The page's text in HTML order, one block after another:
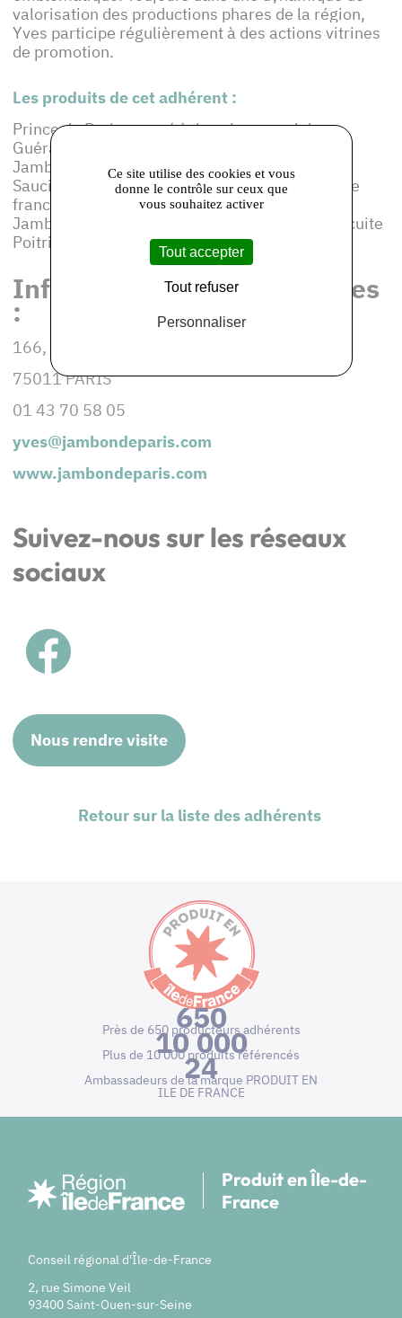
valorisation des productions phares de la région,
Yves participe régulièrement à des actions vitrines
de promotion.
Les produits de cet adhérent :
Prince de Paris pompé à la veine au sel de
Guérande - Jambon de Paris couenne -
Jambonneau de Paris (poires) - Jambon fumé -
Saucisson à l'ail - Saucisson fumé - Saucisse de
francfort - Saucisse de Toulouse fumée -
Jambonneau de Paris campagnards - Poitrine cuite
Poitrine fumée - Rillons
Informations et coordonnées
:
166, rue de Charonne
75011 PARIS
01 43 70 58 05
yves@jambondeparis.com
www.jambondeparis.com
Suivez-nous sur les réseaux
sociaux
Nous rendre visite
Retour sur la liste des adhérents
650
Près de 650 producteurs adhérents
10 000
Plus de 10 000 produits référencés
24
Ambassadeurs de la marque PRODUIT EN
ILE DE FRANCE
Produit en Île-de-
France
Conseil régional d'Île-de-France
2, rue Simone Veil
93400 Saint-Ouen-sur-Seine
Ce site utilise des cookies et vous
donne le contrôle sur ceux que
vous souhaitez activer
Tout accepter
Tout refuser
Personnaliser